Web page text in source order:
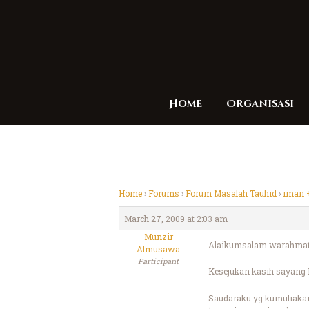
Home Organisasi
Home›Forums ›Forum Masalah Tauhid › iman
March 27, 2009 at 2:03 am
Munzir
Almusawa
Participant
Alaikumsalam
Kesejukan kasih sayang
Saudaraku yg